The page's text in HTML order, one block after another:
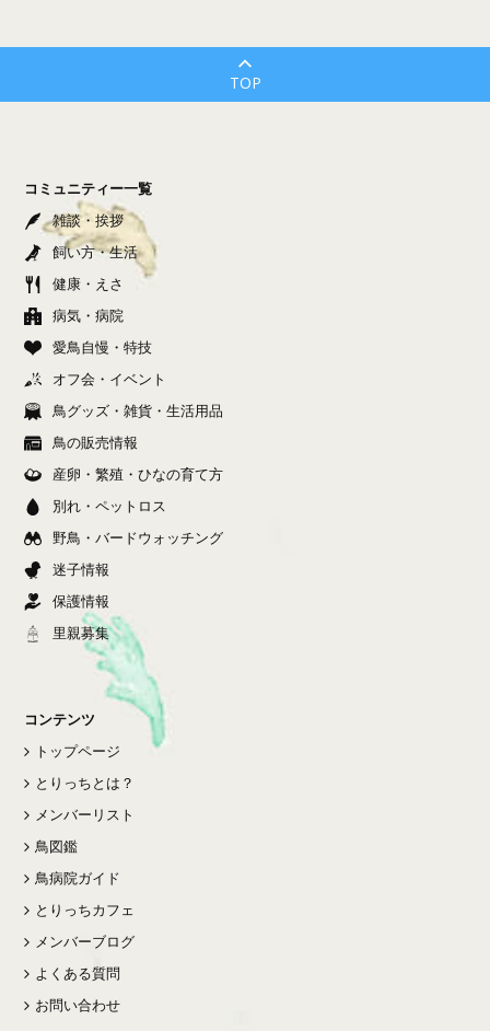
TOP
コミュニティー一覧
雑談・挨拶
飼い方・生活
健康・えさ
病気・病院
愛鳥自慢・特技
オフ会・イベント
鳥グッズ・雑貨・生活用品
鳥の販売情報
産卵・繁殖・ひなの育て方
別れ・ペットロス
野鳥・バードウォッチング
迷子情報
保護情報
里親募集
コンテンツ
トップページ
とりっちとは？
メンバーリスト
鳥図鑑
鳥病院ガイド
とりっちカフェ
メンバーブログ
よくある質問
お問い合わせ